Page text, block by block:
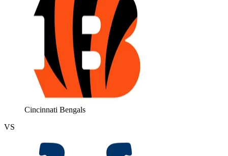
Cincinnati Bengals
VS